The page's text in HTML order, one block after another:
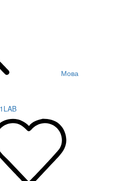
Мова